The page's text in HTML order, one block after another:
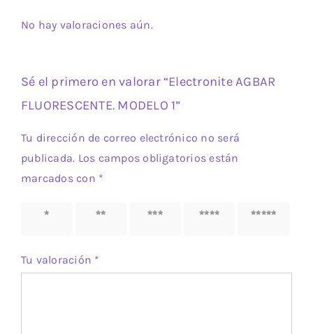
No hay valoraciones aún.
Sé el primero en valorar “Electronite AGBAR
FLUORESCENTE. MODELO 1”
Tu dirección de correo electrónico no será
publicada. Los campos obligatorios están
marcados con *
1 de 5
2 de 5
3 de 5
4 de 5
5 de 5
Tu valoración *